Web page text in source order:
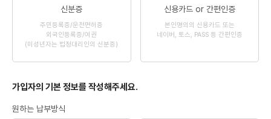
신분증
주민등록증/운전면허증
외국인등록증/여권
(미성년자는 법정대리인의 신분증)
신용카드 or 간편인증
본인명의의 신용카드 또는
네이버, 토스, PASS 등 간편인증
가입자의 기본 정보를 작성해주세요.
원하는 납부방식